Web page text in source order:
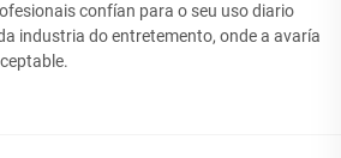
confían para o seu uso diario
industria do entretemento, onde a avaría